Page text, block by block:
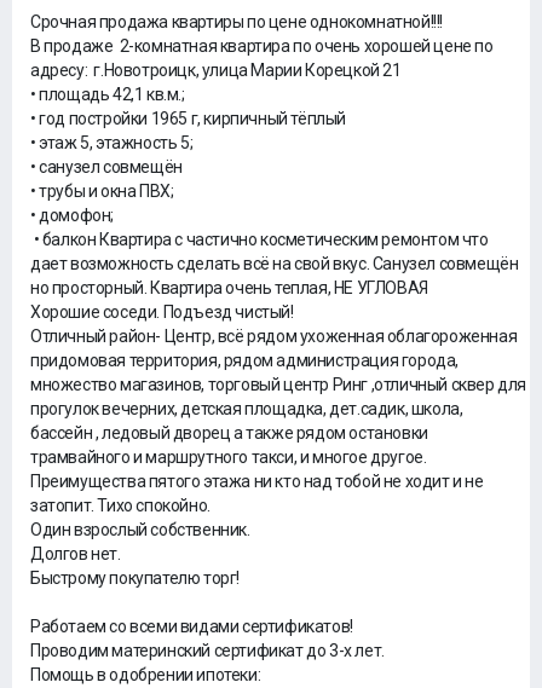
Срочная продажа квартиры по цене однокомнатной!!!!
В продаже 2-комнатная квартира по очень хорошей цене по
адресу: г.Новотроицк, улица Марии Корецкой 21
• площадь 42,1 кв.м.;
• год постройки 1965 г, кирпичный тёплый
• этаж 5, этажность 5;
• санузел совмещён
• трубы и окна ПВХ;
• домофон;
• балкон Квартира с частично косметическим ремонтом что
дает возможность сделать всё на свой вкус. Санузел совмещён
но просторный. Квартира очень теплая, НЕ УГЛОВАЯ
Хорошие соседи. Подъезд чистый!
Отличный район- Центр, всё рядом ухоженная облагороженная
придомовая территория, рядом администрация города,
множество магазинов, торговый центр Ринг ,отличный сквер для
прогулок вечерних, детская площадка, дет.садик, школа,
бассейн , ледовый дворец а также рядом остановки
трамвайного и маршрутного такси, и многое другое.
Преимущества пятого этажа ни кто над тобой не ходит и не
затопит. Тихо спокойно.
Один взрослый собственник.
Долгов нет.
Быстрому покупателю торг!
Работаем со всеми видами сертификатов!
Проводим материнский сертификат до 3-х лет.
Помощь в одобрении ипотеки: